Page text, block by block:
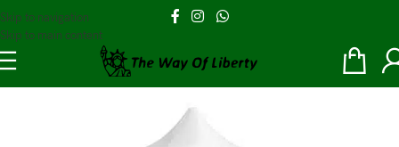
Skip to navigation
Skip to main content